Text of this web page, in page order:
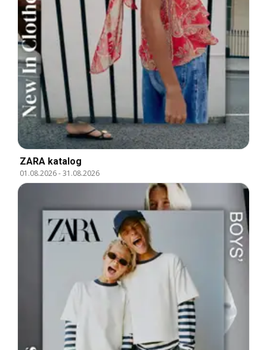
ZARA katalog
01.08.2026-31.08.2026